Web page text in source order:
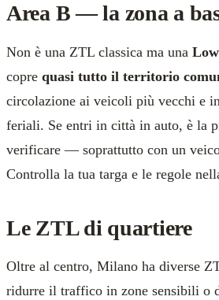
Area B — la zona a
Non è una ZTL classica ma una
copre quasi tutto il territorio
circolazione ai veicoli più vecchi e
feriali. Se entri in città in auto, è la
verificare — soprattutto con un
Controlla la tua targa e le regole
Le ZTL di quartiere
Oltre al centro, Milano ha diverse
ridurre il traffico in zone sensibili o